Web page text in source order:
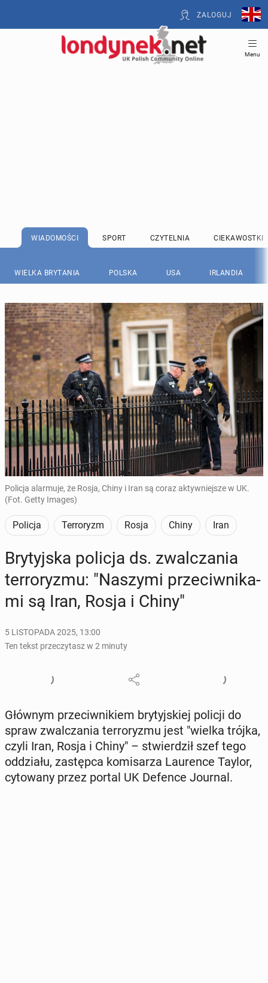
ZALOGUJ
Menu
WIADOMOŚCI SPORT CZYTELNIA CIEKAWOSTKI
WIELKA BRYTANIA POLSKA USA IRLANDIA
Policja alarmuje, że Rosja, Chiny i Iran są coraz aktywniejsze w UK.
(Fot. Getty Images)
Policja Terroryzm Rosja Chiny Iran
Bry­tyj­ska policja ds. zwal­cza­nia
ter­ro­ry­zmu: "Naszymi prze­ciw­ni­ka­
mi są Iran, Rosja i Chiny"
5 LISTOPADA 2025, 13:00
Ten tekst przeczytasz w 2 minuty
Głównym prze­ciw­ni­kiem bry­tyj­skiej policji do
spraw zwal­cza­nia ter­ro­ry­zmu jest "wielka trójka,
czyli Iran, Rosja i Chiny" – stwier­dził szef tego
od­dzia­łu, za­stęp­ca ko­mi­sa­rza Lau­ren­ce Taylor,
cy­to­wa­ny przez portal UK Defence Journal.